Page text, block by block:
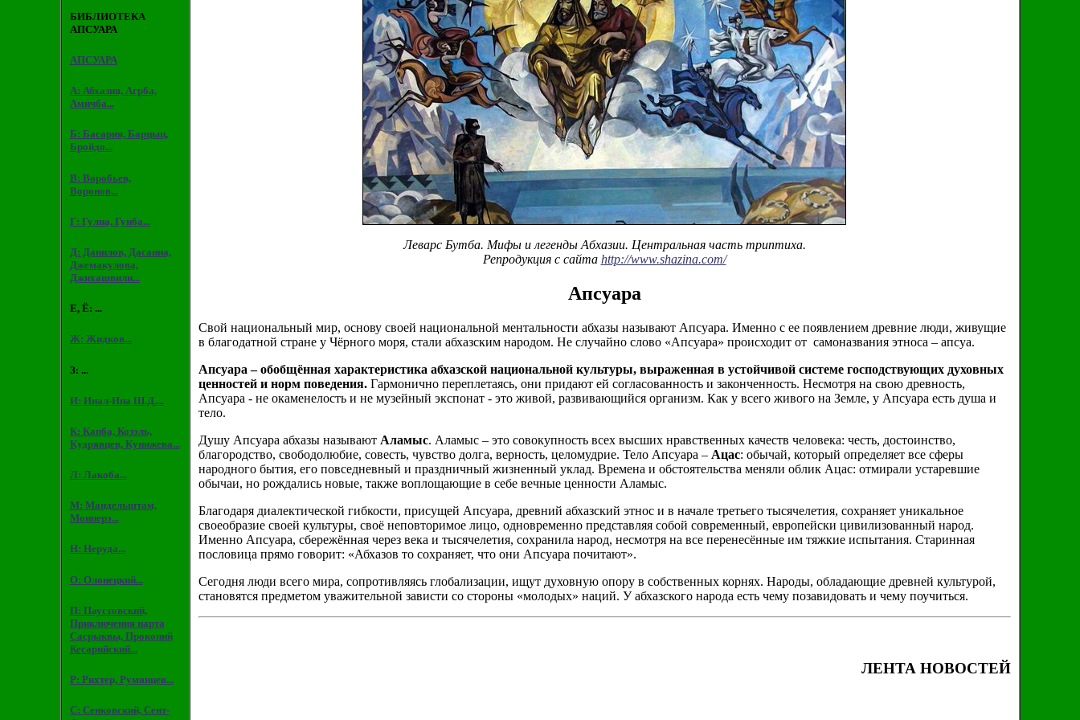
БИБЛИОТЕКА
АПСУАРА
АПСУАРА
А: Абхазия, Агрба,
Амичба...
Б: Басария, Барцыц,
Бройдо...
В: Воробьев,
Воронов...
Г: Гулиа, Гунба...
Д: Данилов, Дасаниа,
Джемакулова,
Джихашвили...
Е, Ё: ...
Ж: Жидков...
З: ...
И: Инал-Ипа Ш.Д....
К: Капба, Козэль,
Кудрявцев, Кунижева...
Л: Лакоба...
М: Мандельштам,
Монперэ...
Н: Неруда...
О: Олонецкий...
П: Паустовский,
Приключения нарта
Сасрыквы, Прокопий
Кесарийский...
Р: Рихтер, Румянцев...
С: Сенковский, Сент-
Леварс Бутба. Мифы и легенды Абхазии. Центральная часть триптиха.
Репродукция с сайта http://www.shazina.com/
Апсуара
Свой национальный мир, основу своей национальной ментальности абхазы называют Апсуара. Именно с ее появлением древние люди, живущие
в благодатной стране у Чёрного моря, стали абхазским народом. Не случайно слово «Апсуара» происходит от самоназвания этноса – апсуа.
Апсуара – обобщённая характеристика абхазской национальной культуры, выраженная в устойчивой системе господствующих духовных
ценностей и норм поведения. Гармонично переплетаясь, они придают ей согласованность и законченность. Несмотря на свою древность,
Апсуара - не окаменелость и не музейный экспонат - это живой, развивающийся организм. Как у всего живого на Земле, у Апсуара есть душа и
тело.
Душу Апсуара абхазы называют Аламыс. Аламыс – это совокупность всех высших нравственных качеств человека: честь, достоинство,
благородство, свободолюбие, совесть, чувство долга, верность, целомудрие. Тело Апсуара – Ацас: обычай, который определяет все сферы
народного бытия, его повседневный и праздничный жизненный уклад. Времена и обстоятельства меняли облик Ацас: отмирали устаревшие
обычаи, но рождались новые, также воплощающие в себе вечные ценности Аламыс.
Благодаря диалектической гибкости, присущей Апсуара, древний абхазский этнос и в начале третьего тысячелетия, сохраняет уникальное
своеобразие своей культуры, своё неповторимое лицо, одновременно представляя собой современный, европейски цивилизованный народ.
Именно Апсуара, сбережённая через века и тысячелетия, сохранила народ, несмотря на все перенесённые им тяжкие испытания. Старинная
пословица прямо говорит: «Абхазов то сохраняет, что они Апсуара почитают».
Сегодня люди всего мира, сопротивляясь глобализации, ищут духовную опору в собственных корнях. Народы, обладающие древней культурой,
становятся предметом уважительной зависти со стороны «молодых» наций. У абхазского народа есть чему позавидовать и чему поучиться.
ЛЕНТА НОВОСТЕЙ